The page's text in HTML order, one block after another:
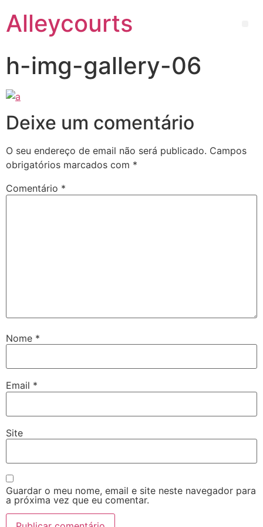
Alleycourts
h-img-gallery-06
Deixe um comentário
O seu endereço de email não será publicado. Campos
obrigatórios marcados com *
Comentário *
Nome *
Email *
Site
Guardar o meu nome, email e site neste navegador para
a próxima vez que eu comentar.